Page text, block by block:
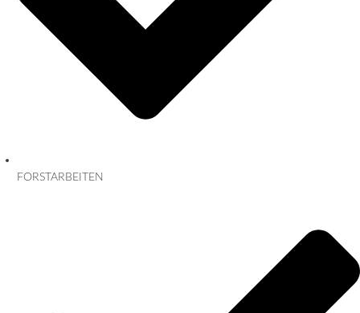
FORSTARBEITEN